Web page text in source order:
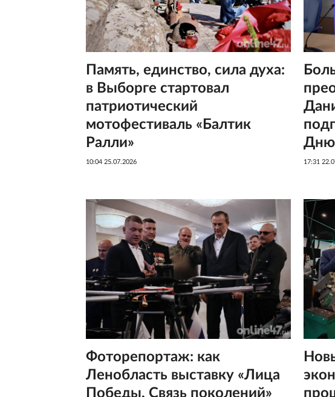
Память, единство, сила духа:
в Выборге стартовал
патриотический
мотофестиваль «Балтик
Ралли»
10:04 25.07.2026
Дню
17:31
Фоторепортаж: как
Ленобласть выставку «Лица
Победы. Связь поколений»